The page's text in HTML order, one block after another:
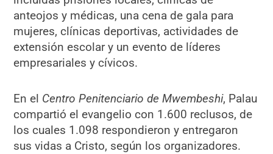
anteojos y médicas, una cena de gala para
mujeres, clínicas deportivas, actividades de
extensión escolar y un evento de líderes
empresariales y cívicos.
En el Centro Penitenciario de Mwembeshi, Palau
compartió el evangelio con 1.600 reclusos, de
los cuales 1.098 respondieron y entregaron
sus vidas a Cristo, según los organizadores.